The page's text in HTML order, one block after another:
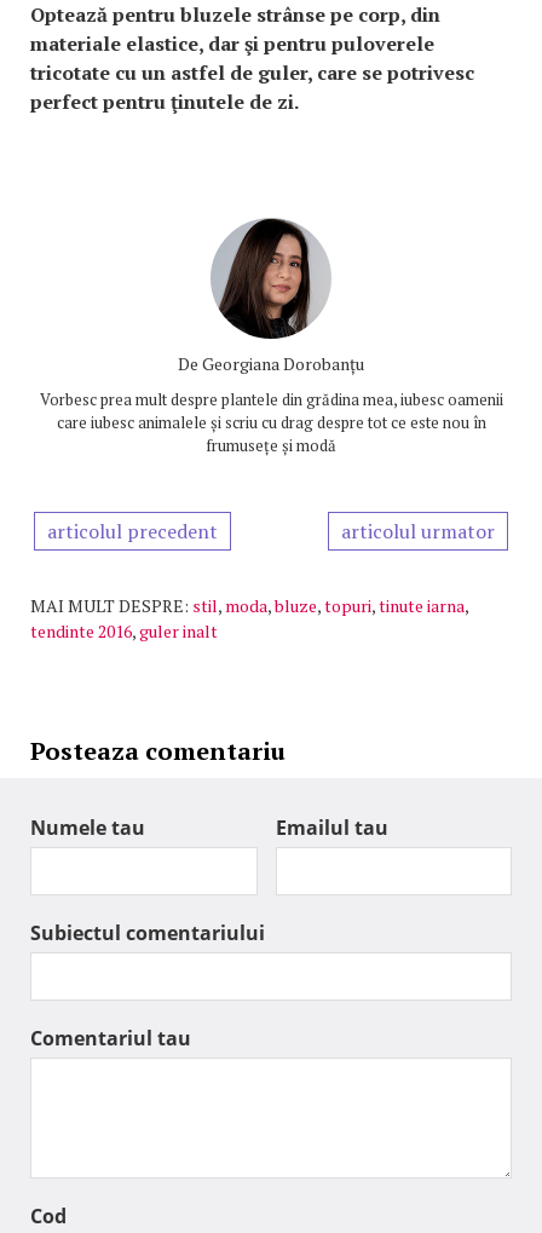
Optează pentru bluzele strânse pe corp, din
materiale elastice, dar şi pentru puloverele
tricotate cu un astfel de guler, care se potrivesc
perfect pentru ţinutele de zi.
De Georgiana Dorobanțu
Vorbesc prea mult despre plantele din grădina mea, iubesc oamenii
care iubesc animalele și scriu cu drag despre tot ce este nou în
frumusețe și modă
articolul precedent articolul urmator
MAI MULT DESPRE: stil, moda,bluze,topuri,tinute iarna,
tendinte 2016,guler inalt
Posteaza comentariu
Numele tau Emailul tau
Subiectul comentariului
Comentariul tau
Cod